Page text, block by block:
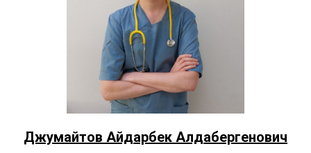
Джумайтов Айдарбек Алдабергенович